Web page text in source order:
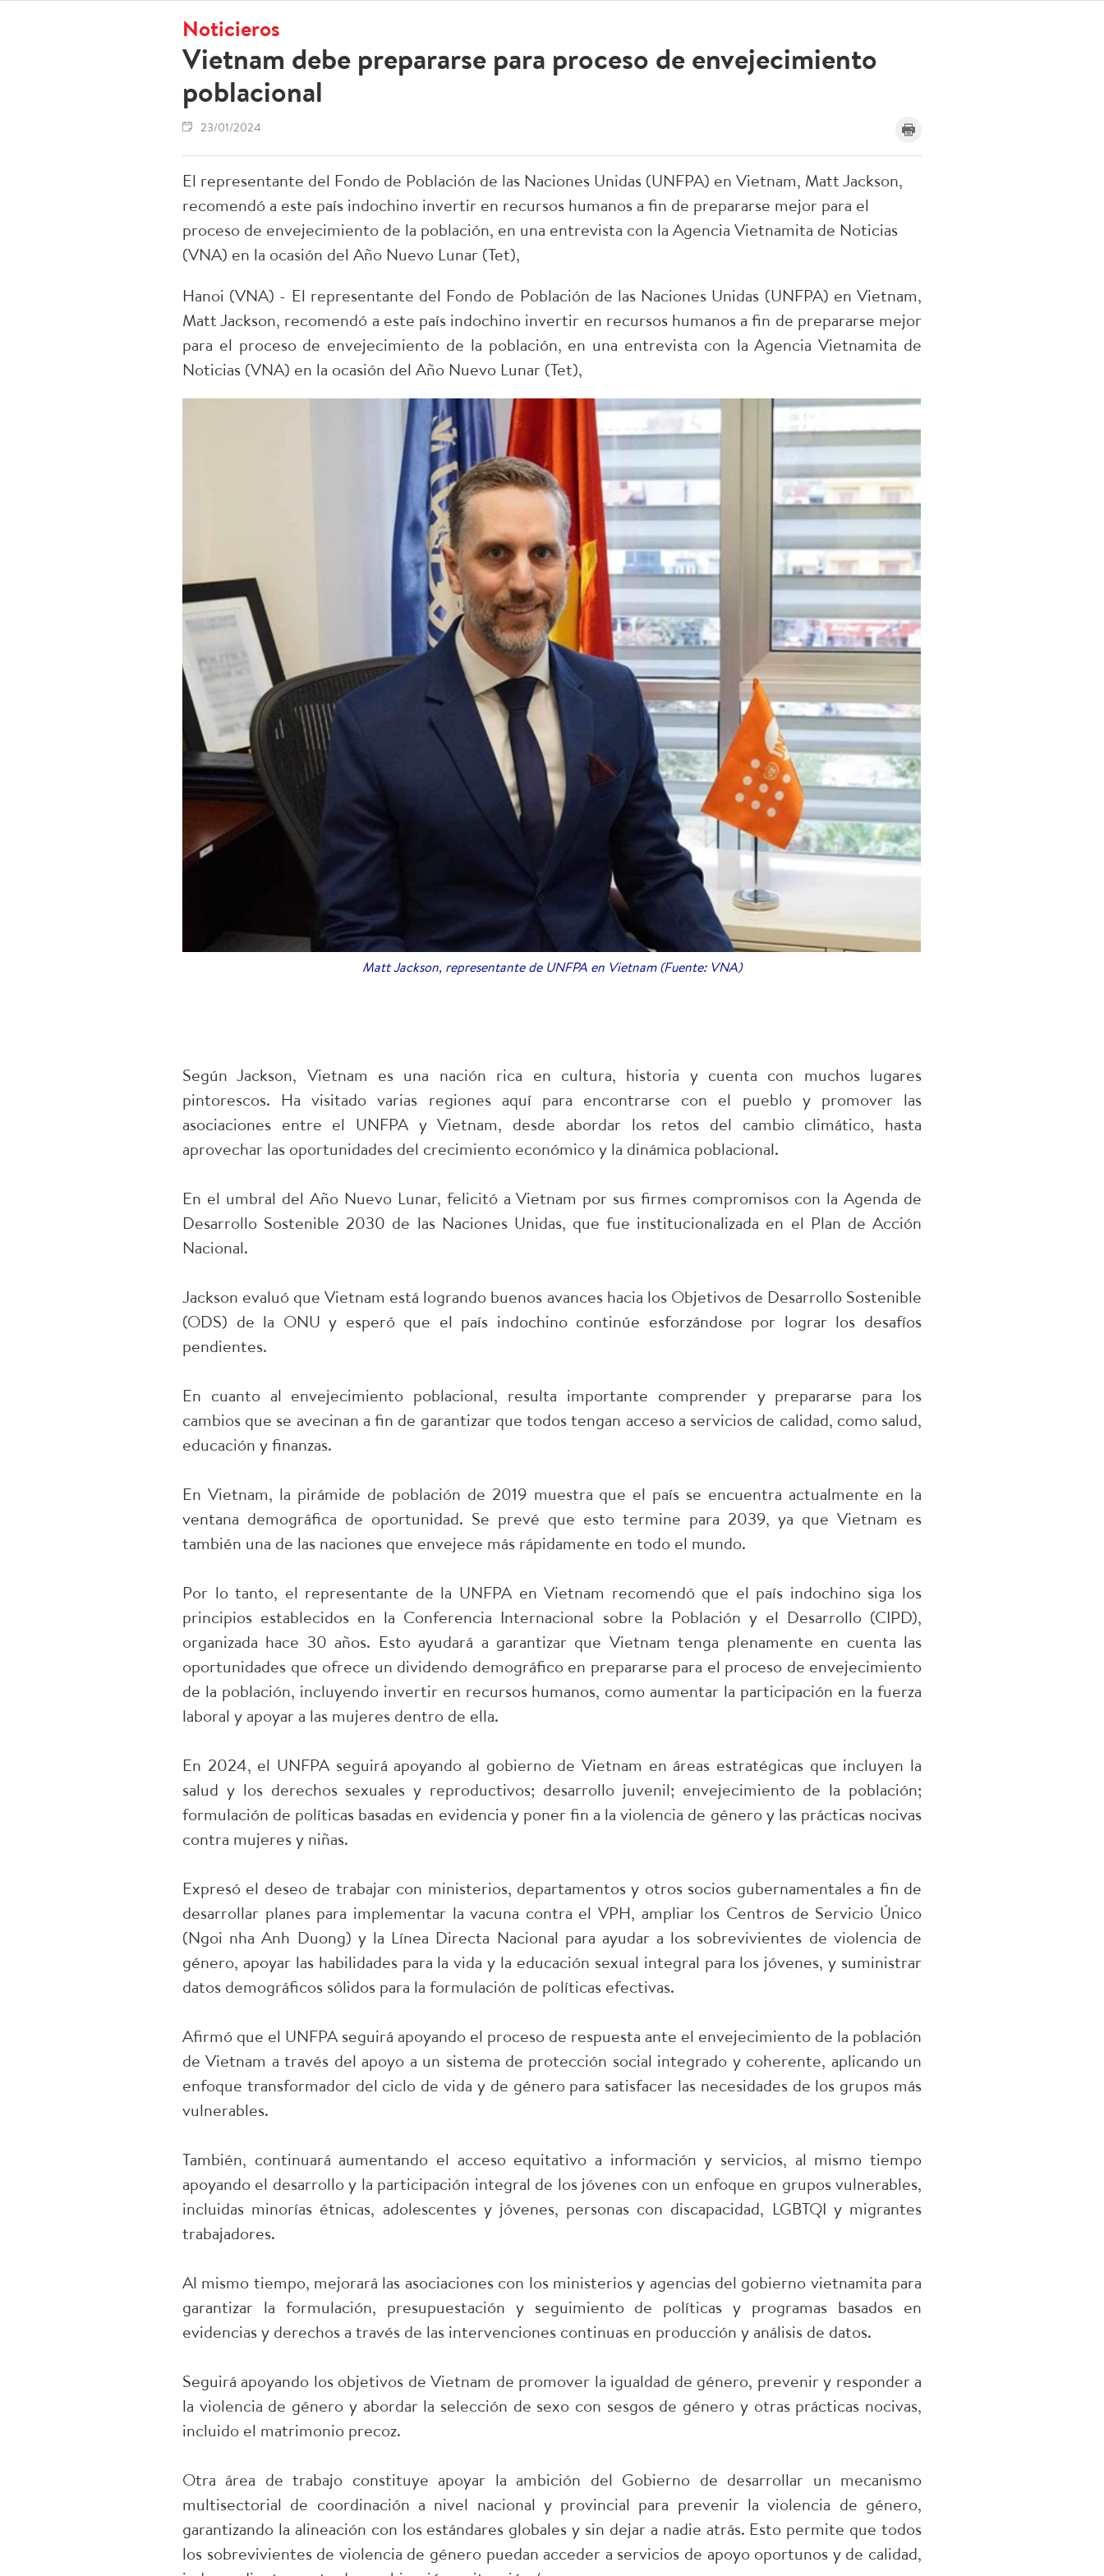
Noticieros
Vietnam debe prepararse para proceso de envejecimiento
poblacional
23/01/2024
El representante del Fondo de Población de las Naciones Unidas (UNFPA) en Vietnam, Matt Jackson,
recomendó a este país indochino invertir en recursos humanos a fin de prepararse mejor para el
proceso de envejecimiento de la población, en una entrevista con la Agencia Vietnamita de Noticias
(VNA) en la ocasión del Año Nuevo Lunar (Tet),
Hanoi (VNA) - El representante del Fondo de Población de las Naciones Unidas (UNFPA) en Vietnam,
Matt Jackson, recomendó a este país indochino invertir en recursos humanos a fin de prepararse mejor
para el proceso de envejecimiento de la población, en una entrevista con la Agencia Vietnamita de
Noticias (VNA) en la ocasión del Año Nuevo Lunar (Tet),
Matt Jackson, representante de UNFPA en Vietnam (Fuente: VNA)
Según Jackson, Vietnam es una nación rica en cultura, historia y cuenta con muchos lugares
pintorescos. Ha visitado varias regiones aquí para encontrarse con el pueblo y promover las
asociaciones entre el UNFPA y Vietnam, desde abordar los retos del cambio climático, hasta
aprovechar las oportunidades del crecimiento económico y la dinámica poblacional.
En el umbral del Año Nuevo Lunar, felicitó a Vietnam por sus firmes compromisos con la Agenda de
Desarrollo Sostenible 2030 de las Naciones Unidas, que fue institucionalizada en el Plan de Acción
Nacional.
Jackson evaluó que Vietnam está logrando buenos avances hacia los Objetivos de Desarrollo Sostenible
(ODS) de la ONU y esperó que el país indochino continúe esforzándose por lograr los desafíos
pendientes.
En cuanto al envejecimiento poblacional, resulta importante comprender y prepararse para los
cambios que se avecinan a fin de garantizar que todos tengan acceso a servicios de calidad, como salud,
educación y finanzas.
En Vietnam, la pirámide de población de 2019 muestra que el país se encuentra actualmente en la
ventana demográfica de oportunidad. Se prevé que esto termine para 2039, ya que Vietnam es
también una de las naciones que envejece más rápidamente en todo el mundo.
Por lo tanto, el representante de la UNFPA en Vietnam recomendó que el país indochino siga los
principios establecidos en la Conferencia Internacional sobre la Población y el Desarrollo (CIPD),
organizada hace 30 años. Esto ayudará a garantizar que Vietnam tenga plenamente en cuenta las
oportunidades que ofrece un dividendo demográfico en prepararse para el proceso de envejecimiento
de la población, incluyendo invertir en recursos humanos, como aumentar la participación en la fuerza
laboral y apoyar a las mujeres dentro de ella.
En 2024, el UNFPA seguirá apoyando al gobierno de Vietnam en áreas estratégicas que incluyen la
salud y los derechos sexuales y reproductivos; desarrollo juvenil; envejecimiento de la población;
formulación de políticas basadas en evidencia y poner fin a la violencia de género y las prácticas nocivas
contra mujeres y niñas.
Expresó el deseo de trabajar con ministerios, departamentos y otros socios gubernamentales a fin de
desarrollar planes para implementar la vacuna contra el VPH, ampliar los Centros de Servicio Único
(Ngoi nha Anh Duong) y la Línea Directa Nacional para ayudar a los sobrevivientes de violencia de
género, apoyar las habilidades para la vida y la educación sexual integral para los jóvenes, y suministrar
datos demográficos sólidos para la formulación de políticas efectivas.
Afirmó que el UNFPA seguirá apoyando el proceso de respuesta ante el envejecimiento de la población
de Vietnam a través del apoyo a un sistema de protección social integrado y coherente, aplicando un
enfoque transformador del ciclo de vida y de género para satisfacer las necesidades de los grupos más
vulnerables.
También, continuará aumentando el acceso equitativo a información y servicios, al mismo tiempo
apoyando el desarrollo y la participación integral de los jóvenes con un enfoque en grupos vulnerables,
incluidas minorías étnicas, adolescentes y jóvenes, personas con discapacidad, LGBTQI y migrantes
trabajadores.
Al mismo tiempo, mejorará las asociaciones con los ministerios y agencias del gobierno vietnamita para
garantizar la formulación, presupuestación y seguimiento de políticas y programas basados en
evidencias y derechos a través de las intervenciones continuas en producción y análisis de datos.
Seguirá apoyando los objetivos de Vietnam de promover la igualdad de género, prevenir y responder a
la violencia de género y abordar la selección de sexo con sesgos de género y otras prácticas nocivas,
incluido el matrimonio precoz.
Otra área de trabajo constituye apoyar la ambición del Gobierno de desarrollar un mecanismo
multisectorial de coordinación a nivel nacional y provincial para prevenir la violencia de género,
garantizando la alineación con los estándares globales y sin dejar a nadie atrás. Esto permite que todos
los sobrevivientes de violencia de género puedan acceder a servicios de apoyo oportunos y de calidad,